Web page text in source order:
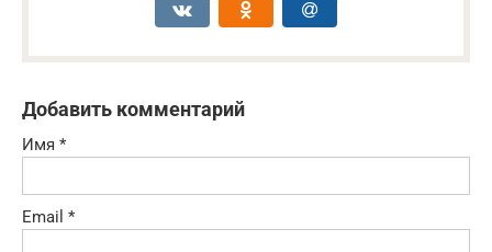
Добавить комментарий
Имя *
Email *